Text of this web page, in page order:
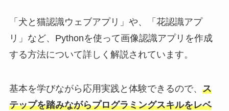
「犬と猫認識ウェブアプリ」や、「花認識アプ
リ」など、Pythonを使って画像認識アプリを作成
する方法について詳しく解説されています。
基本を学びながら応用実践と体験できるので、 ス
テップを踏みながらプログラミングスキルをレベ